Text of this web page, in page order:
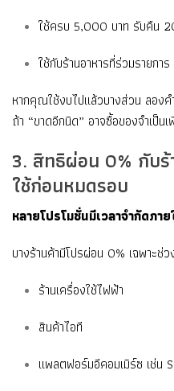
ใช้ครบ 5,000 บาท รับคืน
ใช้กับร้านอาหารที่ร่วมรายกา
หากคุณใช้งบไปแล้วบางส่วน ลอง
ถ้า “ขาดอีกนิด” อาจซื้อของจำเป็น
3. สิทธิผ่อน 0% กับร้
ใช้ก่อนหมดรอบ
หลายโปรโมชั่นมีเวลาจำกัดภา
บางร้านค้ามีโปรผ่อน 0% เฉพาะช่ว
ร้านเครื่องใช้ไฟฟ้า
สินค้าไอที
แพลตฟอร์มอีคอมเมิร์ซ เช่น